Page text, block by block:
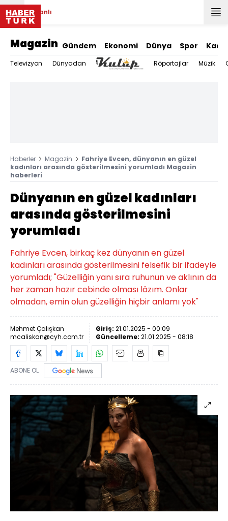
Canlı
Magazin Gündem Ekonomi Dünya Spor
Televizyon Dünyadan Röportajlar Müzik
Haberler Magazin
Fahriye Evcen, dünyanın en güzel
kadınları arasında gösterilmesini yorumladı Magazin
haberleri
Dünyanın en güzel kadınları
arasında gösterilmesini
yorumladı
Fahriye Evcen, birkaç kez dünyanın en güzel
kadınları arasında gösterilmesini felsefik bir ifadeyle
yorumladı; "Güzelliğin yanı sıra ruhunun ve aklının da
her zaman hazır cebinde olması lâzım. Onlar
olmadan, emin olun güzelliğin hiçbir anlamı yok"
Mehmet Çalışkan
mcaliskan@cyh.com.tr
Giriş: 21.01.2025 - 00:09
Güncelleme: 21.01.2025 - 08:18
ABONE OL